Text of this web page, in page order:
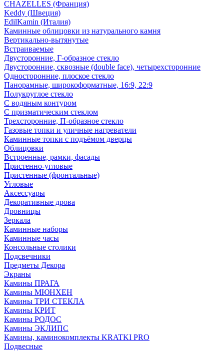
CHAZELLES (Франция)
Keddy (Швеция)
EdilKamin (Италия)
Каминные облицовки из натурального камня
Вертикально-вытянутые
Встраиваемые
Двусторонние, Г-образное стекло
Двусторонние, сквозные (double face), четырехсторонние
Односторонние, плоское стекло
Панорамные, широкоформатные, 16:9, 22:9
Полукруглое стекло
С водяным контуром
С призматическим стеклом
Трехсторонние, П-образное стекло
Газовые топки и уличные нагреватели
Каминные топки с подъёмом дверцы
Облицовки
Встроенные, рамки, фасады
Пристенно-угловые
Пристенные (фронтальные)
Угловые
Аксессуары
Декоративные дрова
Дровницы
Зеркала
Каминные наборы
Каминные часы
Консольные столики
Подсвечники
Предметы Декора
Экраны
Камины ПРАГА
Камины МЮНХЕН
Камины ТРИ СТЕКЛА
Камины КРИТ
Камины РОДОС
Камины ЭКЛИПС
Камины, каминокомплекты KRATKI PRO
Подвесные